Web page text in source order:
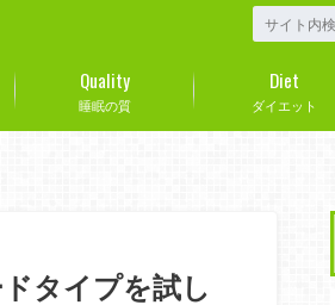
睡眠の質
Quality
ダイエット
Diet
タイプを試し